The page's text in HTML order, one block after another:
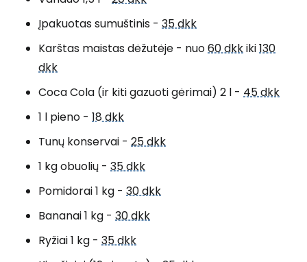
Įpakuotas sumuštinis - 35 dkk
Karštas maistas dėžutėje - nuo60 dkkiki130
dkk
Coca Cola (ir kiti gazuoti gėrimai) 2 l - 45 dkk
1 l pieno - 18 dkk
Tunų konservai - 25 dkk
1 kg obuolių - 35 dkk
Pomidorai 1 kg - 30 dkk
Bananai 1 kg - 30 dkk
Ryžiai 1 kg - 35 dkk